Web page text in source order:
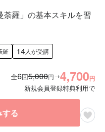
羅」の基本スキルを習
羅 14人が受講
全6回5,000円→4,700円
新規会員登録特典利用で
する